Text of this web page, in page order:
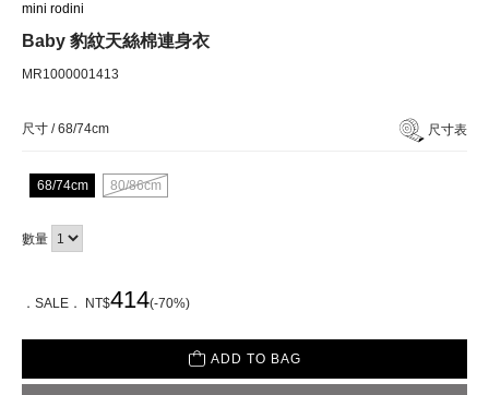
mini rodini
Baby 豹紋天絲棉連身衣
MR1000001413
尺寸 /68/74cm 尺寸表
68/74cm 80/86cm
數量
．SALE． NT$414(-70%)
ADD TO BAG